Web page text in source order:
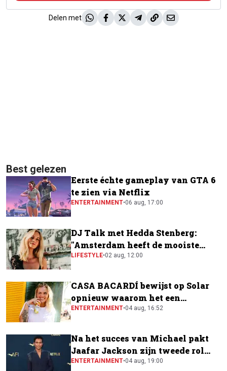
Delen met
Best gelezen
Eerste échte gameplay van GTA 6
te zien via Netflix
ENTERTAINMENT•06 aug, 17:00
DJ Talk met Hedda Stenberg:
"Amsterdam heeft de mooiste
festivalscene van Europa"
LIFESTYLE•02 aug, 12:00
CASA BACARDÍ bewijst op Solar
opnieuw waarom het een
festivalfavoriet is
ENTERTAINMENT•04 aug, 16:52
Na het succes van Michael pakt
Jaafar Jackson zijn tweede rol
naast Will Smith
ENTERTAINMENT•04 aug, 19:00